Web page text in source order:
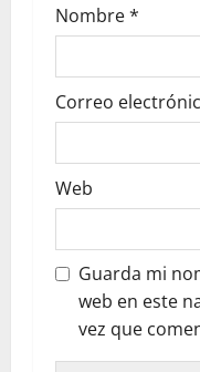
Nombre*
Correo
Web
Guarda mi
web en este
vez que